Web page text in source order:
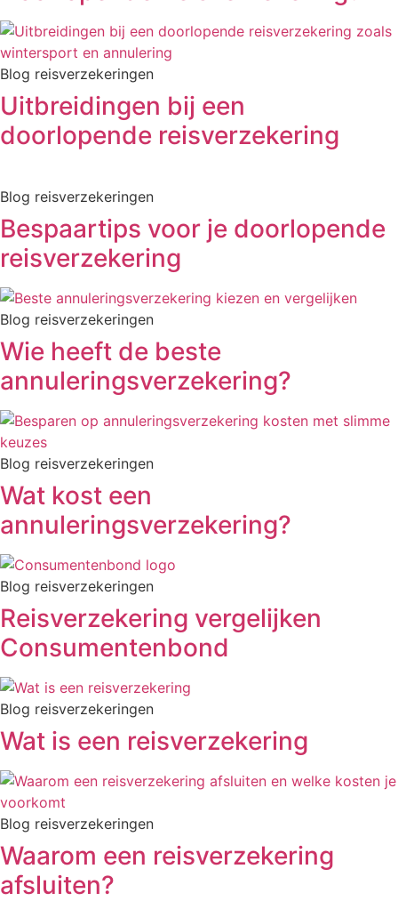
Blog reisverzekeringen
Uitbreidingen bij een
doorlopende reisverzekering
Blog reisverzekeringen
Bespaartips voor je doorlopende
reisverzekering
Blog reisverzekeringen
Wie heeft de beste
annuleringsverzekering?
Blog reisverzekeringen
Wat kost een
annuleringsverzekering?
Blog reisverzekeringen
Reisverzekering vergelijken
Consumentenbond
Blog reisverzekeringen
Wat is een reisverzekering
Blog reisverzekeringen
Waarom een reisverzekering
afsluiten?